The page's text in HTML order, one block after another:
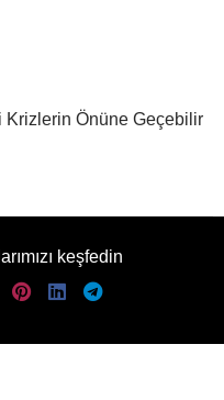
Krizlerin Önüne Geçebilir
keşfedin